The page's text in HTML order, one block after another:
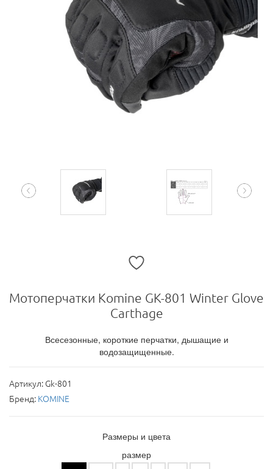
Мотоперчатки Komine GK-801 Winter Glove
Carthage
Всесезонные, короткие перчатки, дышащие и
водозащищенные.
Артикул: Gk-801
Бренд: KOMINE
Размеры и цвета
размер